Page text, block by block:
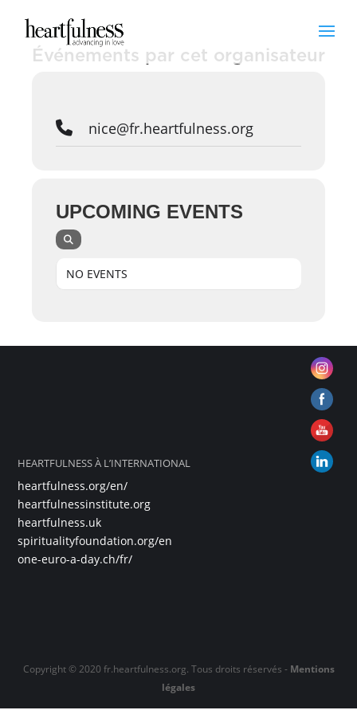
Événements par cet organisateur
nice@fr.heartfulness.org
UPCOMING EVENTS
NO EVENTS
HEARTFULNESS À L’INTERNATIONAL
heartfulness.org/en/
heartfulnessinstitute.org
heartfulness.uk
spiritualityfoundation.org/en
one-euro-a-day.ch/fr/
Copyright © 2020 fr.heartfulness.org. Tous droits réservés - Mentions
légales